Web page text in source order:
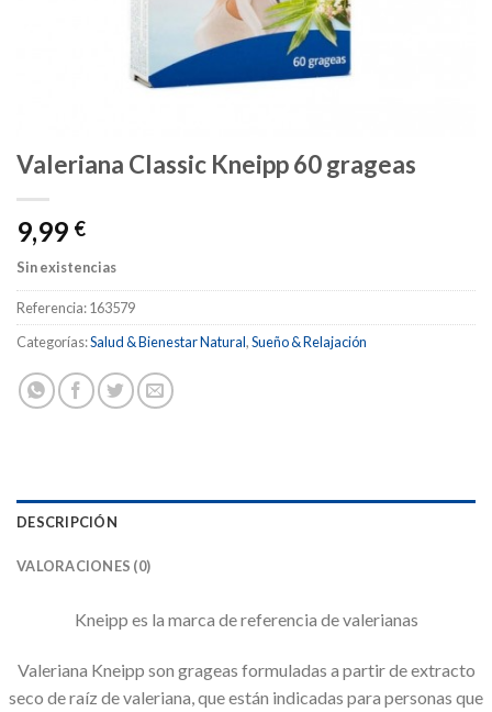
Valeriana Classic Kneipp 60 grageas
9,99 €
Sin existencias
Referencia:163579
Categorías:Salud & Bienestar Natural,Sueño & Relajación
DESCRIPCIÓN
VALORACIONES (0)
Kneipp es la marca de referencia de valerianas
Valeriana Kneipp son grageas formuladas a partir de extracto
seco de raíz de valeriana, que están indicadas para personas que